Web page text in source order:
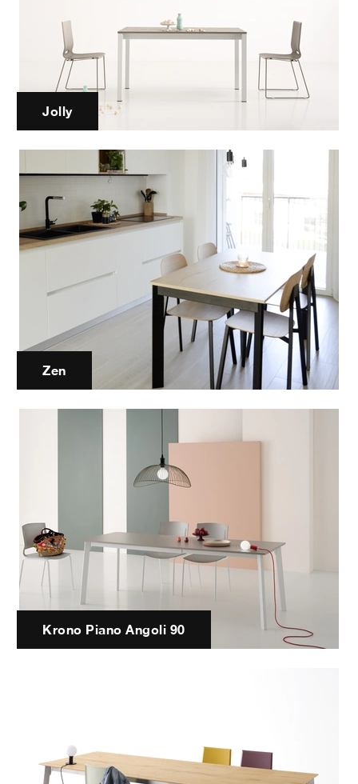
Jolly
Zen
Krono Piano Angoli 90